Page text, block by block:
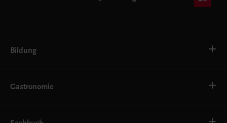
Bildung
AHS
EWF/ZWF
Gastronomie